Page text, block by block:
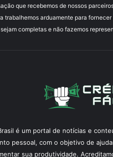
que recebemos de nossos
trabalhemos arduamente para
completas e não fazemos
é um portal de notícias e
pessoal, com o objetivo de
sua produtividade.